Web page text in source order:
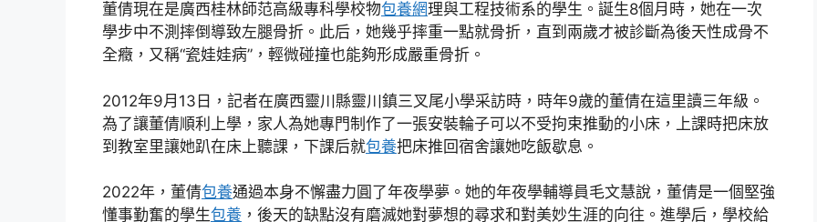
董倩現在是廣西桂林師范高級專科學校物包養網理與工程技術系的學生。誕生8個月時，她在一次
學步中不測摔倒導致左腿骨折。此后，她幾乎摔重一點就骨折，直到兩歲才被診斷為後天性成骨不
全癥，又稱“瓷娃娃病”，輕微碰撞也能夠形成嚴重骨折。
2012年9月13日，記者在廣西靈川縣靈川鎮三叉尾小學采訪時，時年9歲的董倩在這里讀三年級。
為了讓董倩順利上學，家人為她專門制作了一張安裝輪子可以不受拘束推動的小床，上課時把床放
到教室里讓她趴在床上聽課，下課后就包養把床推回宿舍讓她吃飯歇息。
2022年，董倩包養通過本身不懈盡力圓了年夜學夢。她的年夜學輔導員毛文慧說，董倩是一個堅強
懂事勤奮的學生包養 ，後天的缺點沒有磨滅她對夢想的尋求和對美妙生涯的向往。進學后，學校給